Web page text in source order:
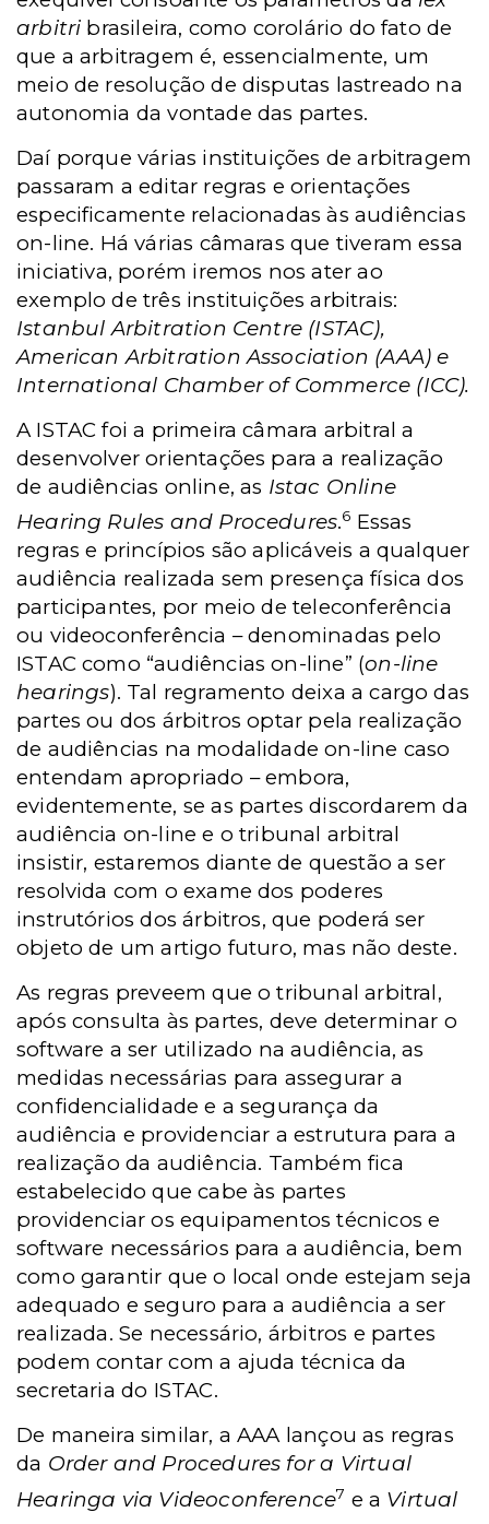
arbitri brasileira, como corolário do fato de
que a arbitragem é, essencialmente, um
meio de resolução de disputas lastreado na
autonomia da vontade das partes.
Daí porque várias instituições de arbitragem
passaram a editar regras e orientações
especificamente relacionadas às audiências
on-line. Há várias câmaras que tiveram essa
iniciativa, porém iremos nos ater ao
exemplo de três instituições arbitrais:
Istanbul Arbitration Centre (ISTAC),
American Arbitration Association (AAA) e
International Chamber of Commerce (ICC).
A ISTAC foi a primeira câmara arbitral a
desenvolver orientações para a realização
de audiências online, as Istac Online
Hearing Rules and Procedures.6 Essas
regras e princípios são aplicáveis a qualquer
audiência realizada sem presença física dos
participantes, por meio de teleconferência
ou videoconferência – denominadas pelo
ISTAC como “audiências on-line” (on-line
hearings). Tal regramento deixa a cargo das
partes ou dos árbitros optar pela realização
de audiências na modalidade on-line caso
entendam apropriado – embora,
evidentemente, se as partes discordarem da
audiência on-line e o tribunal arbitral
insistir, estaremos diante de questão a ser
resolvida com o exame dos poderes
instrutórios dos árbitros, que poderá ser
objeto de um artigo futuro, mas não deste.
As regras preveem que o tribunal arbitral,
após consulta às partes, deve determinar o
software a ser utilizado na audiência, as
medidas necessárias para assegurar a
confidencialidade e a segurança da
audiência e providenciar a estrutura para a
realização da audiência. Também fica
estabelecido que cabe às partes
providenciar os equipamentos técnicos e
software necessários para a audiência, bem
como garantir que o local onde estejam seja
adequado e seguro para a audiência a ser
realizada. Se necessário, árbitros e partes
podem contar com a ajuda técnica da
secretaria do ISTAC.
De maneira similar, a AAA lançou as regras
da Order and Procedures for a Virtual
Hearinga via Videoconference7 e a Virtual